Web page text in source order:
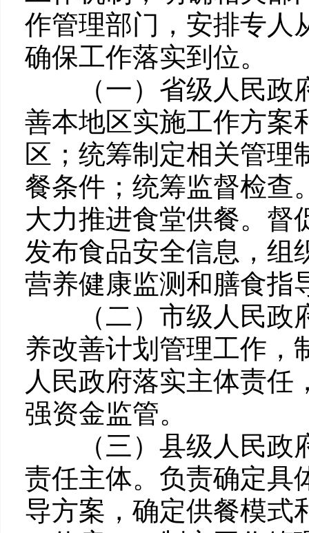
作管理部门，安排专人
确保工作落实到位。
（一）省级人民政府
善本地区实施工作方案
区；统筹制定相关管理
餐条件；统筹监督检查
大力推进食堂供餐。督
发布食品安全信息，组
营养健康监测和膳食指
（二）市级人民政府
养改善计划管理工作，
人民政府落实主体责任
强资金监管。
（三）县级人民政府
责任主体。负责确定具
导方案，确定供餐模式